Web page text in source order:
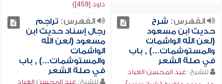
داود [459])
الفهرس: شرح
حديث ابن مسعود
(لعن الله الواشمات
والمستوشمات...) , باب
في صلة الشعر
للشيخ: عبد المحسن العباد
الفهرس: تراجم
رجال إسناد حديث ابن
مسعود (لعن الله
الواشمات
والمستوشمات...) , باب
في صلة الشعر
للشيخ: عبد المحسن العباد